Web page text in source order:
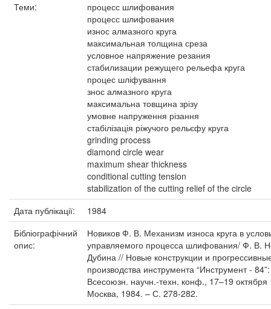
Теми:
процесс шлифования
процесс шлифования
износ алмазного круга
максимальная толщина среза
условное напряжение резания
стабилизации режущего рельефа круга
процес шліфування
знос алмазного круга
максимальна товщина зрізу
умовне напруження різання
стабілізація ріжучого рельєфу круга
grinding process
diamond circle wear
maximum shear thickness
conditional cutting tension
stabilization of the cutting relief of the circle
Дата публікації:
1984
Бібліографічний
опис:
Новиков Ф. В. Механизм износа круга в
управляемого процесса шлифования/ Ф. В.
Дубина // Новые конструкции и
производства инструмента “Инструмент -
Всесоюзн. научн.-техн. конф., 17–19 октября
Москва, 1984. – С. 278-282.